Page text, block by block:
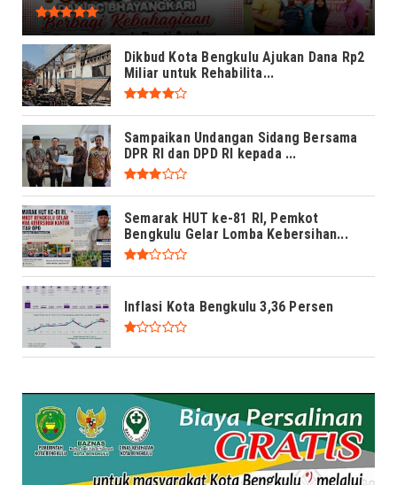
Dikbud Kota Bengkulu Ajukan Dana Rp2
Miliar untuk Rehabilita...
Sampaikan Undangan Sidang Bersama
DPR RI dan DPD RI kepada ...
Semarak HUT ke-81 RI, Pemkot
Bengkulu Gelar Lomba Kebersihan...
Inflasi Kota Bengkulu 3,36 Persen